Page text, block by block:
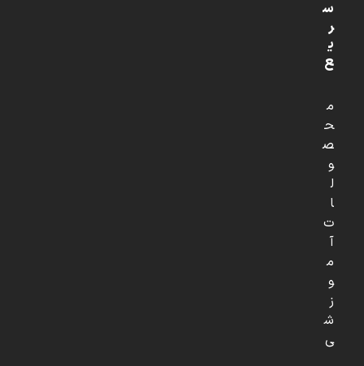
س
ر
ی
ع
م
ح
ص
و
ل
ا
ت
آ
م
و
ز
ش
ی